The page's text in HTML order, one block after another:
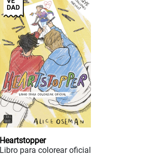
Heartstopper
Libro para colorear oficial